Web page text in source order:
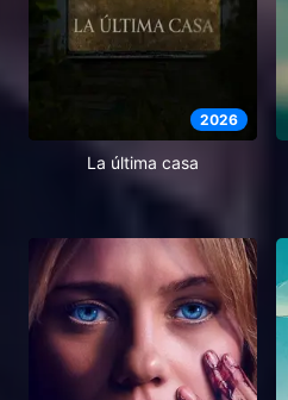
2026
La última casa